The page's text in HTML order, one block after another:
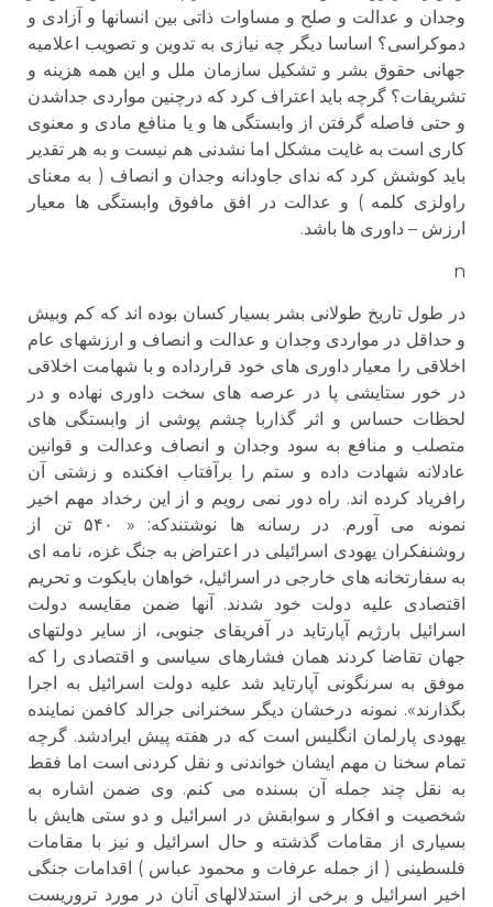
وجدان و عدالت و صلح و مساوات ذاتی بین انسانها و آزادی و
دموکراسی؟ اساسا دیگر چه نیازی به تدوین و تصویب اعلامیه
جهانی حقوق بشر و تشکیل سازمان ملل و این همه هزینه و
تشریفات؟ گرچه باید اعتراف کرد که درچنین مواردی جداشدن
و حتی فاصله گرفتن از وابستگی ها و یا منافع مادی و معنوی
کاری است به غایت مشکل اما نشدنی هم نیست و به هر تقدیر
باید کوشش کرد که ندای جاودانه وجدان و انصاف ( به معنای
راولزی کلمه ) و عدالت در افق مافوق وابستگی ها معیار
ارزش – داوری ها باشد.
n
در طول تاریخ طولانی بشر بسیار کسان بوده اند که کم وبیش
و حداقل در مواردی وجدان و عدالت و انصاف و ارزشهای عام
اخلاقی را معیار داوری های خود قرارداده و با شهامت اخلاقی
در خور ستایشی پا در عرصه های سخت داوری نهاده و در
لحظات حساس و اثر گذاربا چشم پوشی از وابستگی های
متصلب و منافع به سود وجدان و انصاف وعدالت و قوانین
عادلانه شهادت داده و ستم را برآفتاب افکنده و زشتی آن
رافریاد کرده اند. راه دور نمی رویم و از این رخداد مهم اخیر
نمونه می آورم. در رسانه ها نوشتندکه: « ۵۴۰ تن از
روشنفکران یهودی اسرائیلی در اعتراض به جنگ غزه، نامه ای
به سفارتخانه های خارجی در اسرائیل، خواهان بایکوت و تحریم
اقتصادی علیه دولت خود شدند. آنها ضمن مقایسه دولت
اسرائیل بارژیم آپارتاید در آفریقای جنوبی، از سایر دولتهای
جهان تقاضا کردند همان فشارهای سیاسی و اقتصادی را که
موفق به سرنگونی آپارتاید شد علیه دولت اسرائیل به اجرا
بگذارند». نمونه درخشان دیگر سخنرانی جرالد کافمن نماینده
یهودی پارلمان انگلیس است که در هفته پیش ایرادشد. گرچه
تمام سخنا ن مهم ایشان خواندنی و نقل کردنی است اما فقط
به نقل چند جمله آن بسنده می کنم. وی ضمن اشاره به
شخصیت و افکار و سوابقش در اسرائیل و دو ستی هایش با
بسیاری از مقامات گذشته و حال اسرائیل و نیز با مقامات
فلسطینی ( از جمله عرفات و محمود عباس ) اقدامات جنگی
اخیر اسرائیل و برخی از استدلالهای آنان در مورد تروریست